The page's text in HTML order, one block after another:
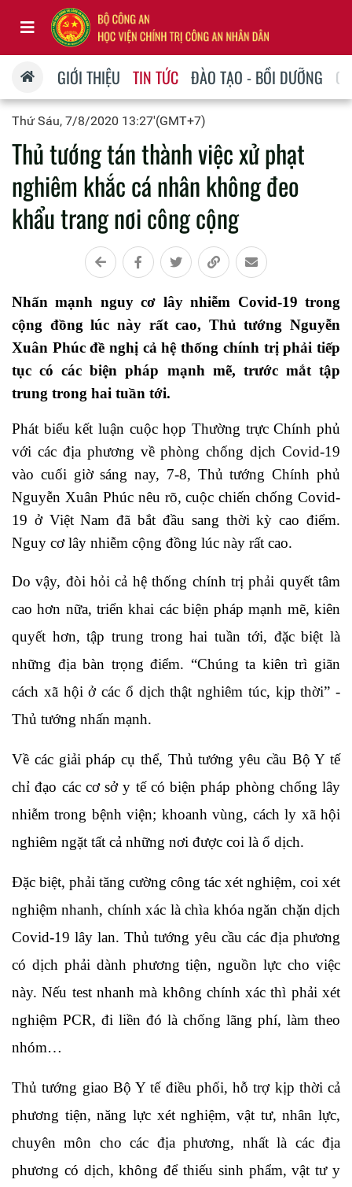
GIỚI THIỆU TIN TỨC ĐÀO TẠO - BỒI DƯỠNG
Thứ Sáu, 7/8/2020 13:27'(GMT+7)
Thủ tướng tán thành việc xử phạt
nghiêm khắc cá nhân không đeo
khẩu trang nơi công cộng
Nhấn mạnh nguy cơ lây nhiễm Covid-19 trong
cộng đồng lúc này rất cao, Thủ tướng Nguyễn
Xuân Phúc đề nghị cả hệ thống chính trị phải tiếp
tục có các biện pháp mạnh mẽ, trước mắt tập
trung trong hai tuần tới.
Phát biểu kết luận cuộc họp Thường trực Chính phủ
với các địa phương về phòng chống dịch Covid-19
vào cuối giờ sáng nay, 7-8, Thủ tướng Chính phủ
Nguyễn Xuân Phúc nêu rõ, cuộc chiến chống Covid-
19 ở Việt Nam đã bắt đầu sang thời kỳ cao điểm.
Nguy cơ lây nhiễm cộng đồng lúc này rất cao.
Do vậy, đòi hỏi cả hệ thống chính trị phải quyết tâm
cao hơn nữa, triển khai các biện pháp mạnh mẽ, kiên
quyết hơn, tập trung trong hai tuần tới, đặc biệt là
những địa bàn trọng điểm. “Chúng ta kiên trì giãn
cách xã hội ở các ổ dịch thật nghiêm túc, kịp thời” -
Thủ tướng nhấn mạnh.
Về các giải pháp cụ thể, Thủ tướng yêu cầu Bộ Y tế
chỉ đạo các cơ sở y tế có biện pháp phòng chống lây
nhiễm trong bệnh viện; khoanh vùng, cách ly xã hội
nghiêm ngặt tất cả những nơi được coi là ổ dịch.
Đặc biệt, phải tăng cường công tác xét nghiệm, coi xét
nghiệm nhanh, chính xác là chìa khóa ngăn chặn dịch
Covid-19 lây lan. Thủ tướng yêu cầu các địa phương
có dịch phải dành phương tiện, nguồn lực cho việc
này. Nếu test nhanh mà không chính xác thì phải xét
nghiệm PCR, đi liền đó là chống lãng phí, làm theo
nhóm…
Thủ tướng giao Bộ Y tế điều phối, hỗ trợ kịp thời cả
phương tiện, năng lực xét nghiệm, vật tư, nhân lực,
chuyên môn cho các địa phương, nhất là các địa
phương có dịch, không để thiếu sinh phẩm, vật tư y